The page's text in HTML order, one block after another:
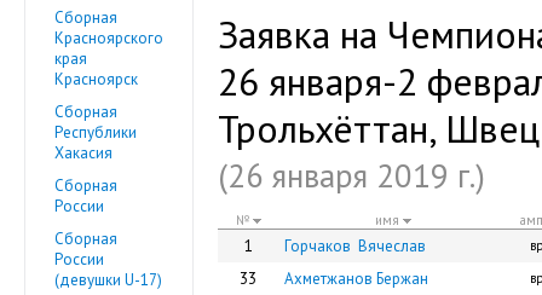
Сборная
Красноярского
края
Красноярск
Сборная
Республики
Хакасия
Сборная
России
Сборная
России
(девушки U-17)
Заявка на
26 января-2
Трольхёттан,
(26 января 2019 г.)
№ имя
1 Горчаков Вячеслав
33 Ахметжанов Бержан